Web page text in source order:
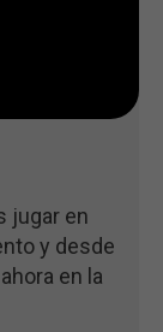
jugar en
y desde
en la